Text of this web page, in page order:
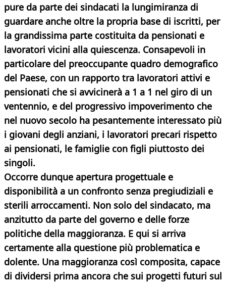
pure da parte dei sindacati la lungimiranza di
guardare anche oltre la propria base di iscritti, per
la grandissima parte costituita da pensionati e
lavoratori vicini alla quiescenza. Consapevoli in
particolare del preoccupante quadro demografico
del Paese, con un rapporto tra lavoratori attivi e
pensionati che si avvicinerà a 1 a 1 nel giro di un
ventennio, e del progressivo impoverimento che
nel nuovo secolo ha pesantemente interessato più
i giovani degli anziani, i lavoratori precari rispetto
ai pensionati, le famiglie con figli piuttosto dei
singoli.
Occorre dunque apertura progettuale e
disponibilità a un confronto senza pregiudiziali e
sterili arroccamenti. Non solo del sindacato, ma
anzitutto da parte del governo e delle forze
politiche della maggioranza. E qui si arriva
certamente alla questione più problematica e
dolente. Una maggioranza così composita, capace
di dividersi prima ancora che sui progetti futuri sul